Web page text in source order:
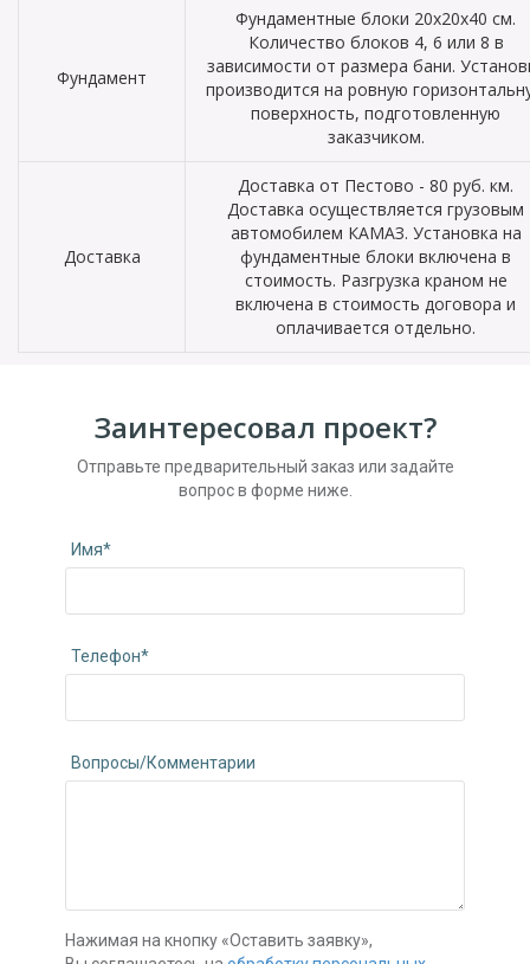
Фундамент
Фундаментные блоки 20х20х40 см.
Количество блоков 4, 6 или 8 в
зависимости от размера бани.
производится на ровную
поверхность, подготовленную
заказчиком.
Доставка
Доставка от Пестово - 80 руб. км.
Доставка осуществляется грузовым
автомобилем КАМАЗ. Установка на
фундаментные блоки включена в
стоимость. Разгрузка краном не
включена в стоимость договора и
оплачивается отдельно.
Заинтересовал проект?
Отправьте предварительный заказ или задайте
вопрос в форме ниже.
Имя*
Телефон*
Вопросы/Комментарии
Нажимая на кнопку «Оставить заявку»,